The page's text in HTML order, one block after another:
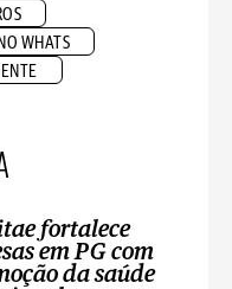
WHATS
fortalece
em PG com
da saúde